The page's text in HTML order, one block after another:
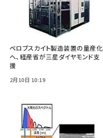
ペロブスカイト製造装置の量産化
へ、経産省が三星ダイヤモンド支
援
2月10日 10:19